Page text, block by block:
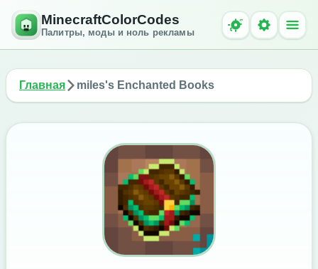
MinecraftColorCodes
Палитры, моды и ноль рекламы
Главная miles's Enchanted Books